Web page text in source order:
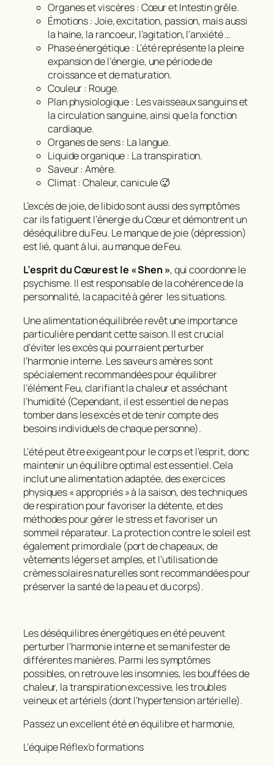
Organes et viscères : Cœur et Intestin grêle.
Émotions : Joie, excitation, passion, mais aussi
la haine, la rancoeur, l’agitation, l’anxiété …
Phase énergétique : L’été représente la pleine
expansion de l’énergie, une période de
croissance et de maturation.
Couleur : Rouge.
Plan physiologique : Les vaisseaux sanguins et
la circulation sanguine, ainsi que la fonction
cardiaque.
Organes de sens : La langue.
Liquide organique : La transpiration.
Saveur : Amère.
Climat : Chaleur, canicule 🥵
L’excès de joie, de libido sont aussi des symptômes
car ils fatiguent l’énergie du Cœur et démontrent un
déséquilibre du Feu. Le manque de joie (dépression)
est lié, quant à lui, au manque de Feu.
L’esprit du Cœur est le « Shen », qui coordonne le
psychisme. Il est responsable de la cohérence de la
personnalité, la capacité à gérer les situations.
Une alimentation équilibrée revêt une importance
particulière pendant cette saison. Il est crucial
d’éviter les excès qui pourraient perturber
l’harmonie interne. Les saveurs amères sont
spécialement recommandées pour équilibrer
l’élément Feu, clarifiant la chaleur et asséchant
l’humidité (Cependant, il est essentiel de ne pas
tomber dans les excès et de tenir compte des
besoins individuels de chaque personne).
L’été peut être exigeant pour le corps et l’esprit, donc
maintenir un équilibre optimal est essentiel. Cela
inclut une alimentation adaptée, des exercices
physiques « appropriés » à la saison, des techniques
de respiration pour favoriser la détente, et des
méthodes pour gérer le stress et favoriser un
sommeil réparateur. La protection contre le soleil est
également primordiale (port de chapeaux, de
vêtements légers et amples, et l’utilisation de
crèmes solaires naturelles sont recommandées pour
préserver la santé de la peau et du corps).
Les déséquilibres énergétiques en été peuvent
perturber l’harmonie interne et se manifester de
différentes manières. Parmi les symptômes
possibles, on retrouve les insomnies, les bouffées de
chaleur, la transpiration excessive, les troubles
veineux et artériels (dont l’hypertension artérielle).
Passez un excellent été en équilibre et harmonie,
L’équipe Réflex’o formations